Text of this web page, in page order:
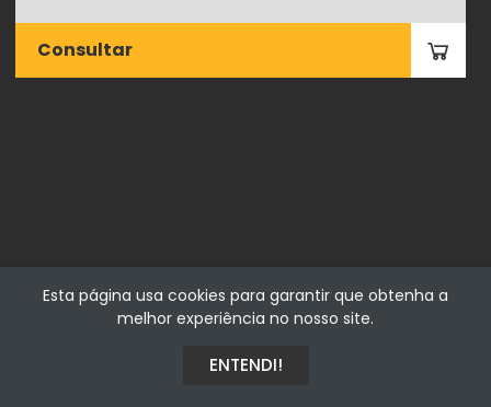
Consultar
Fialhostore
Fialho & Irmão,Lda. | Horta de Barreiros 7005-208 Évora -
Esta página usa cookies para garantir que obtenha a
melhor experiência no nosso site.
ENTENDI!